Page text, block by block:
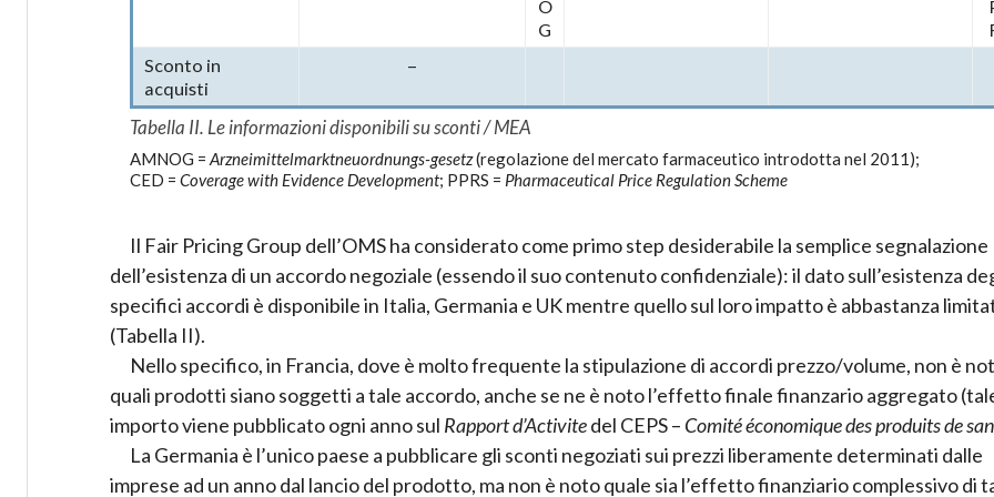
O
G
Sconto in
acquisti
–
Tabella II. Le informazioni disponibili su sconti / MEA
AMNOG = Arzneimittelmarktneuordnungs-gesetz(regolazione del mercato farmaceutico introdotta nel 2011);
CED = Coverage with Evidence Development; PPRS = Pharmaceutical Price Regulation Scheme
Il Fair Pricing Group dell’OMS ha considerato come primo step desiderabile la semplice segnalazione
dell’esistenza di un accordo negoziale (essendo il suo contenuto confidenziale): il dato sull’esistenza
specifici accordi è disponibile in Italia, Germania e UK mentre quello sul loro impatto è abbastanza
(Tabella II).
Nello specifico, in Francia, dove è molto frequente la stipulazione di accordi prezzo/volume, non è
quali prodotti siano soggetti a tale accordo, anche se ne è noto l’effetto finale finanzario aggregato
importo viene pubblicato ogni anno sul Rapport d’Activitedel CEPS – Comité économique des produits de
La Germania è l’unico paese a pubblicare gli sconti negoziati sui prezzi liberamente determinati dalle
imprese ad un anno dal lancio del prodotto, ma non è noto quale sia l’effetto finanziario complessivo di